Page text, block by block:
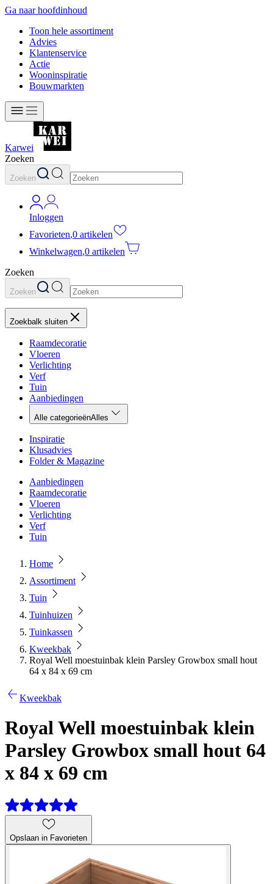
Ga naar hoofdinhoud
Toon hele assortiment
Advies
Klantenservice
Actie
Wooninspiratie
Bouwmarkten
Karwei
Zoeken
Zoeken
Inloggen
Favorieten,0 artikelen
Winkelwagen,0 artikelen
Zoeken
Zoeken
Zoekbalk sluiten
Raamdecoratie
Vloeren
Verlichting
Verf
Tuin
Aanbiedingen
Alle categorieënAlles
Inspiratie
Klusadvies
Folder & Magazine
Aanbiedingen
Raamdecoratie
Vloeren
Verlichting
Verf
Tuin
Home
Assortiment
Tuin
Tuinhuizen
Tuinkassen
Kweekbak
Royal Well moestuinbak klein Parsley Growbox small hout
64 x 84 x 69 cm
Kweekbak
Royal Well moestuinbak klein
Parsley Growbox small hout 64
x 84 x 69 cm
Opslaan in Favorieten